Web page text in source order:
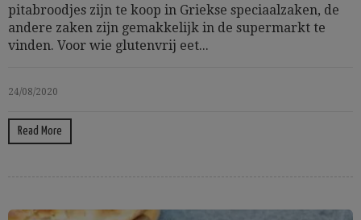
pitabroodjes zijn te koop in Griekse speciaalzaken, de
andere zaken zijn gemakkelijk in de supermarkt te
vinden. Voor wie glutenvrij eet...
24/08/2020
Read More